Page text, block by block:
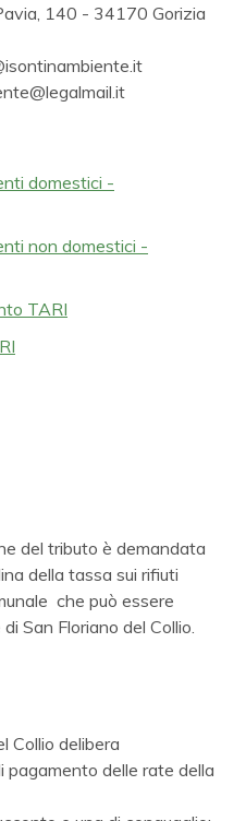
140 - 34170 Gorizia
domestici -
non domestici -
TARI
del tributo è demandata
della tassa sui rifiuti
che può essere
San Floriano del Collio.
Collio delibera
pagamento delle rate della